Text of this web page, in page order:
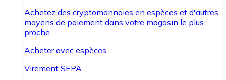
Achetez des cryptomonnaies en espèces et d'autres
moyens de paiement dans votre magasin le plus
proche.
Acheter avec espèces
Virement SEPA